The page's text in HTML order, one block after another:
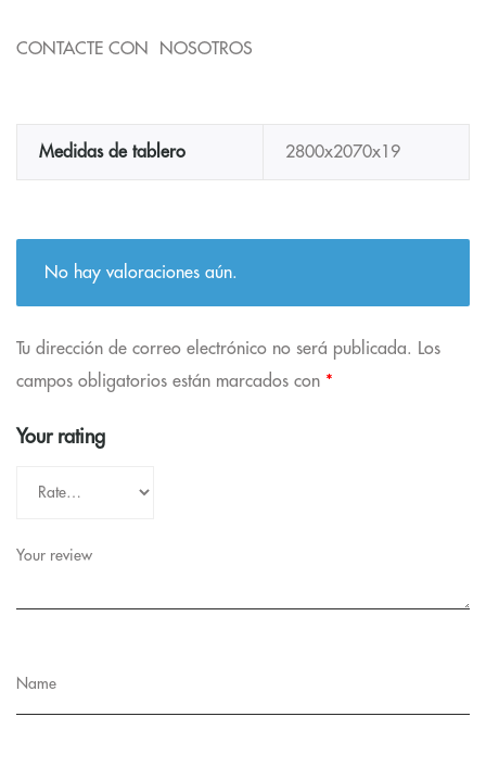
CONTACTE CON NOSOTROS
Medidas de tablero 2800x2070x19
No hay valoraciones aún.
Tu dirección de correo electrónico no será publicada.
Los
campos obligatorios están marcados con *
Your rating